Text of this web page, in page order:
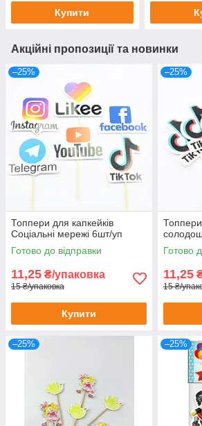
Купити
Акційні пропозиції та новинки
–25%
Топпери для капкейків
Соціальні мережі 6шт/уп
Готово до відправки
11,25 ₴/упаковка
15 ₴/упаковка
Купити
–25%
Топпери
Готово
11,25
15 ₴/
–25% –25%